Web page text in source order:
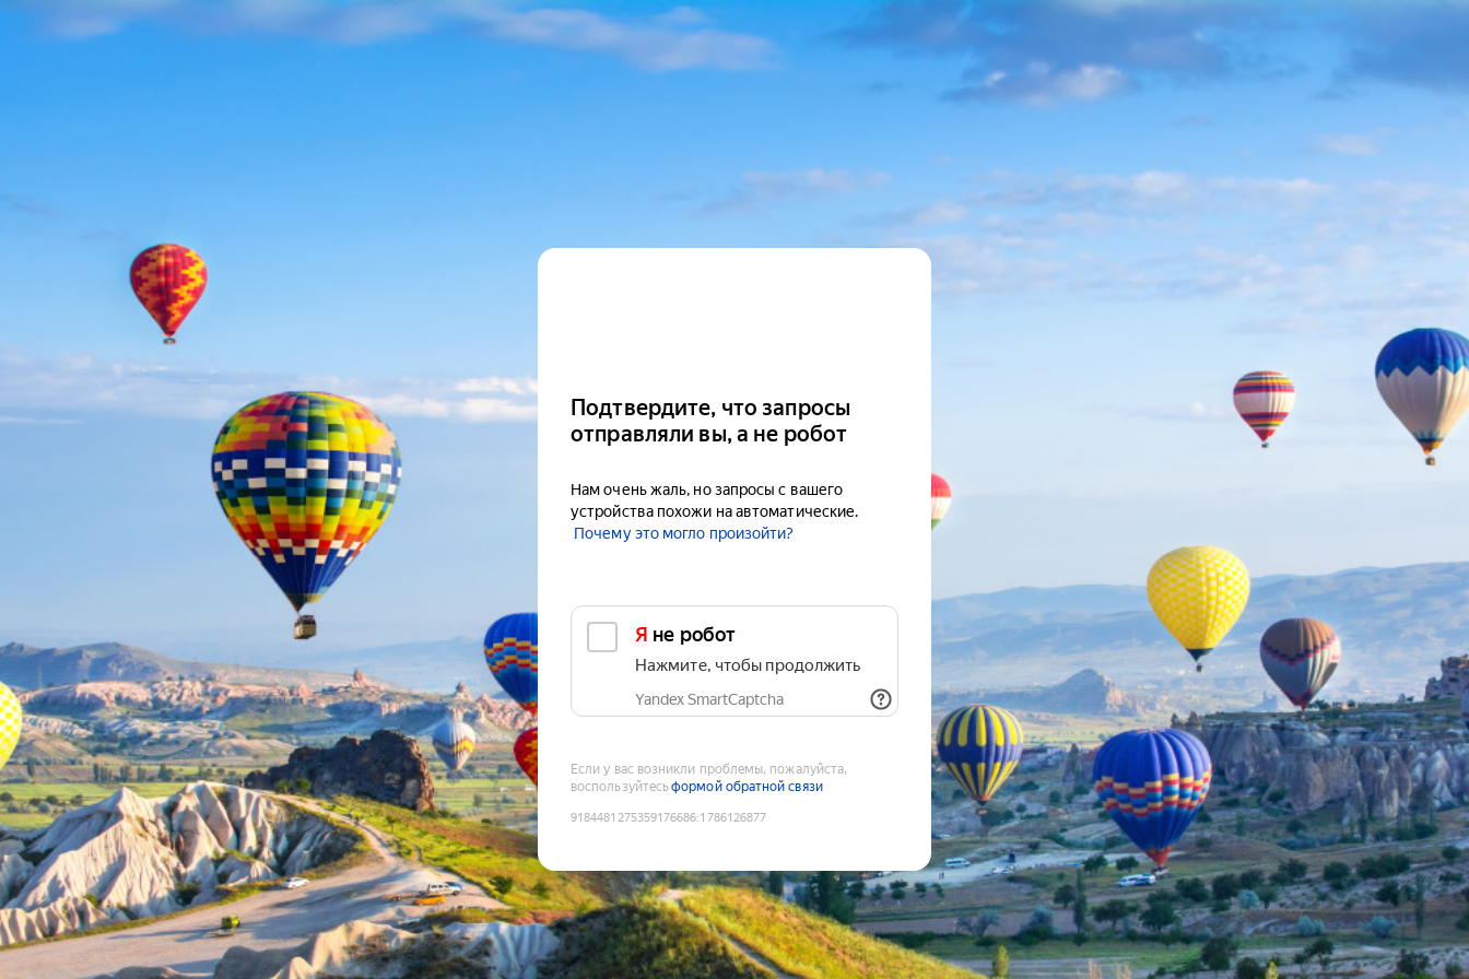
Подтвердите, что запросы
отправляли вы, а не робот
Нам очень жаль, но запросы с вашего
устройства похожи на автоматические.
Почему это могло произойти?
Я не робот
Нажмите, чтобы продолжить
Yandex SmartCaptcha
Если у вас возникли проблемы, пожалуйста,
воспользуйтесьформой обратной связи
9184481275359176686:1786126877